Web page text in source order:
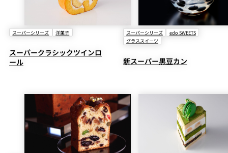
スーパーシリーズ 洋菓子
スーパークラシックツインロ
ール
スーパーシリーズ
edo SWEETS
グラススイーツ
新スーパー黒豆カン